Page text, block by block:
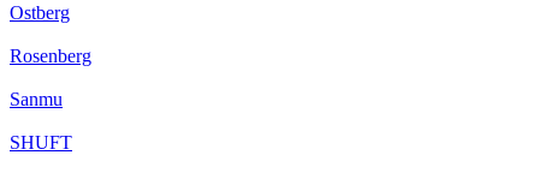
Ostberg
Rosenberg
Sanmu
SHUFT